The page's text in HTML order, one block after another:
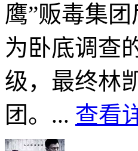
鹰”贩毒集
为卧底调查
级，最终林
团。... 查看